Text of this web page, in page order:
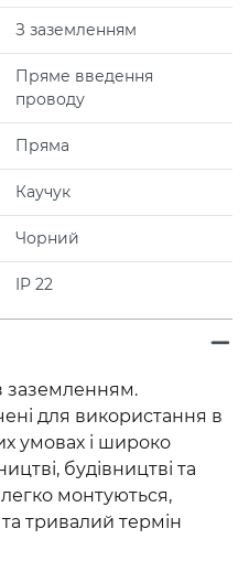
З заземленням
Пряме введення
проводу
Пряма
Каучук
Чорний
IP 22
заземленням.
для використання в
умовах і широко
будівництві та
монтуються,
тривалий термін